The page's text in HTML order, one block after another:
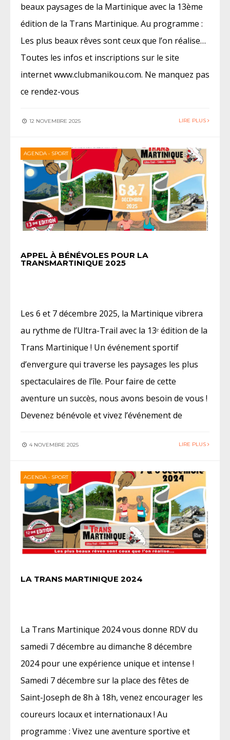
beaux paysages de la Martinique avec la 13ème
édition de la Trans Martinique. Au programme :
Les plus beaux rêves sont ceux que l’on réalise…
Toutes les infos et inscriptions sur le site
internet www.clubmanikou.com. Ne manquez pas
ce rendez-vous
12 NOVEMBRE 2025 LIRE PLUS
AGENDA • SPORT
APPEL À BÉNÉVOLES POUR LA
TRANSMARTINIQUE 2025
Les 6 et 7 décembre 2025, la Martinique vibrera
au rythme de l’Ultra-Trail avec la 13ᵉ édition de la
Trans Martinique ! Un événement sportif
d’envergure qui traverse les paysages les plus
spectaculaires de l’île. Pour faire de cette
aventure un succès, nous avons besoin de vous !
Devenez bénévole et vivez l’événement de
4 NOVEMBRE 2025 LIRE PLUS
AGENDA • SPORT
LA TRANS MARTINIQUE 2024
La Trans Martinique 2024 vous donne RDV du
samedi 7 décembre au dimanche 8 décembre
2024 pour une expérience unique et intense !
Samedi 7 décembre sur la place des fêtes de
Saint-Joseph de 8h à 18h, venez encourager les
coureurs locaux et internationaux ! Au
programme : Vivez une aventure sportive et